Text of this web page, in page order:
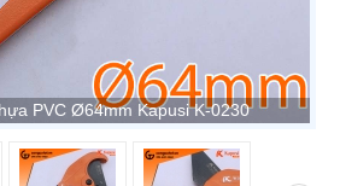
PVC Ø64mm Kapusi K-0230